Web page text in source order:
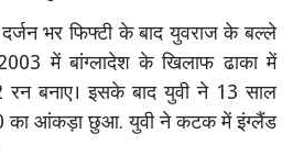
भर फिफ्टी के बाद युवराज के बल्ले
में बांग्लादेश के खिलाफ ढाका में
बनाए। इसके बाद युवी ने 13 साल
का आंकड़ा छुआ. युवी ने कटक में इंग्लैंड